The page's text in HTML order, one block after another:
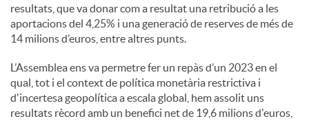
resultats, que va donar com a resultat una retribució a les
aportacions del 4,25% i una generació de reserves de més de
14 milions d’euros, entre altres punts.
L’Assemblea ens va permetre fer un repàs d’un 2023 en el
qual, tot i el context de política monetària restrictiva i
d'incertesa geopolítica a escala global, hem assolit uns
resultats rècord amb un benefici net de 19,6 milions d'euros,